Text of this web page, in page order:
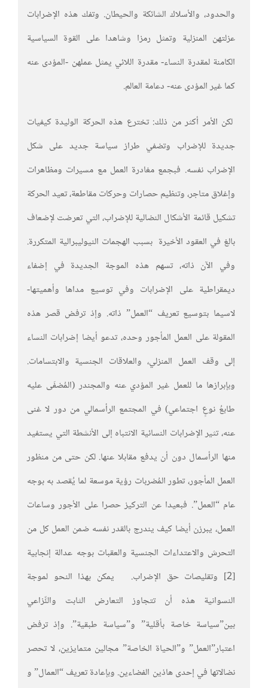
والحدود، والأسلاك الشائكة والحيطان. وتفك هذه الإضرابات
عزلتهن المنزلية وتمثل رمزا وشاهدا على القوة السياسية
الكامنة لمقدرة النساء- مقدرة اللائي يمثل عملهن -المؤدى عنه
كما غير المؤدى عنه- دعامة العالم.
لكن الأمر أكثر من ذلك: تخترع هذه الحركة الوليدة كيفيات
جديدة للإضراب وتضفي طراز سياسة جديد على شكل
الإضراب نفسه. فبجمع مغادرة العمل مع مسيرات ومظاهرات
وإغلاق متاجر، وتنظيم حصارات وحركات مقاطعة، تعيد الحركة
تشكيل قائمة الأشكال النضالية للإضراب، التي تعرضت لإضعاف
بالغ في العقود الأخيرة بسبب الهجمات النيوليبرالية المتكررة.
وفي الآن ذاته، تسهم هذه الموجة الجديدة في إضفاء
ديمقراطية على الإضرابات وفي توسيع مداها وأهميتها-
لاسيما بتوسيع تعريف “العمل” ذاته. وإذ ترفض قصر هذه
المقولة على العمل المأجور وحده، تدعو أيضا إضرابات النساء
إلى وقف العمل المنزلي، والعلاقات الجنسية والابتسامات.
وبإبرازها ما للعمل غير المؤدي عنه والمجندر (المُضفَى عليه
طابعُ نوعٍ اجتماعي) في المجتمع الرأسمالي من دور لا غنى
عنه، تثير الإضرابات النسائية الانتباه إلى الأنشطة التي يستفيد
منها الرأسمال دون أن يدفع مقابلا عنها. لكن حتى من منظور
العمل المأجور، تطور المُضربات رؤية موسعة لما يُقصد به بوجه
عام “العمل”. فبعيدا عن التركيز حصرا على الأجور وساعات
العمل، يبرزن أيضا كيف يندرج بالقدر نفسه ضمن العمل كل من
التحرش والاعتداءات الجنسية والعقبات بوجه عدالة إنجابية
[2] وتقليصات حق الإضراب. يمكن بهذا النحو لموجة
النسوانية هذه أن تتجاوز التعارض الثابت والنِّزاعي
بين”سياسة خاصة بأقلية” و”سياسة طبقية”. وإذ ترفض
اعتبار”العمل” و”الحياة الخاصة” مجالين متمايزين، لا تحصر
نضالاتها في إحدى هاذين الفضاءين. وبإعادة تعريف “العمال” و